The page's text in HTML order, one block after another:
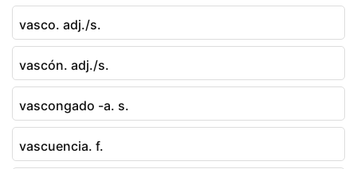
vasco. adj./s.
vascón. adj./s.
vascongado -a. s.
vascuencia. f.